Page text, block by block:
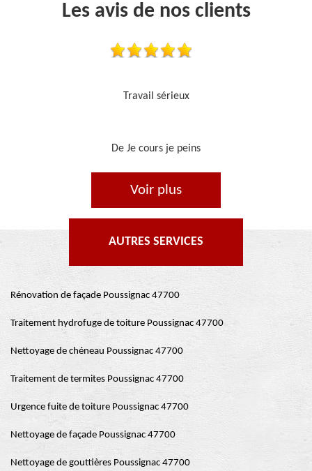
Les avis de nos clients
Je recommande, top !!
De Ornella
Voir plus
AUTRES SERVICES
Rénovation de façade Poussignac 47700
Traitement hydrofuge de toiture Poussignac 47700
Nettoyage de chéneau Poussignac 47700
Traitement de termites Poussignac 47700
Urgence fuite de toiture Poussignac 47700
Nettoyage de façade Poussignac 47700
Nettoyage de gouttières Poussignac 47700